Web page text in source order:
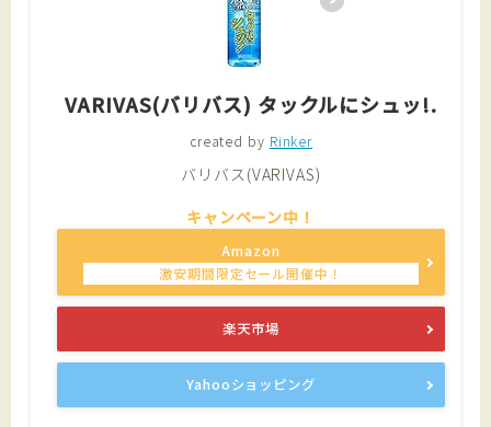
VARIVAS(バリバス) タックルにシュッ!.
created by Rinker
バリバス(VARIVAS)
Amazon
楽天市場
Yahooショッピング